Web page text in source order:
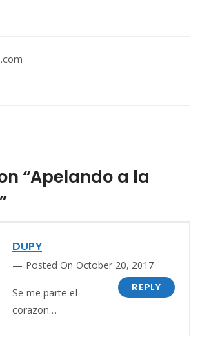
“Apelando a la
DUPY
Posted On October 20, 2017
REPLY
Se me parte el
corazon…